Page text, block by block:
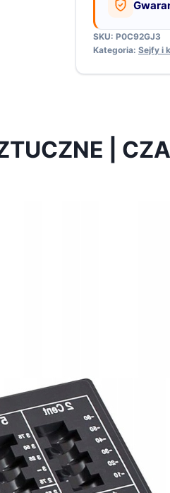
SKU: P0C92GJ3
Kategoria: Sejfy i
|